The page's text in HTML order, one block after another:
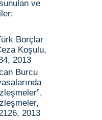
ve
Borçlar
Koşulu,
2013
Burcu
2013